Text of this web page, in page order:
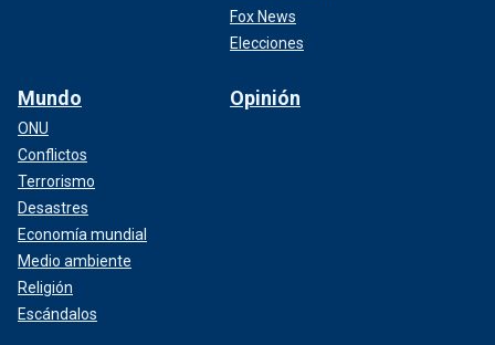
Fox News
Elecciones
Mundo
ONU
Conflictos
Terrorismo
Desastres
Economía mundial
Medio ambiente
Religión
Escándalos
Opinión